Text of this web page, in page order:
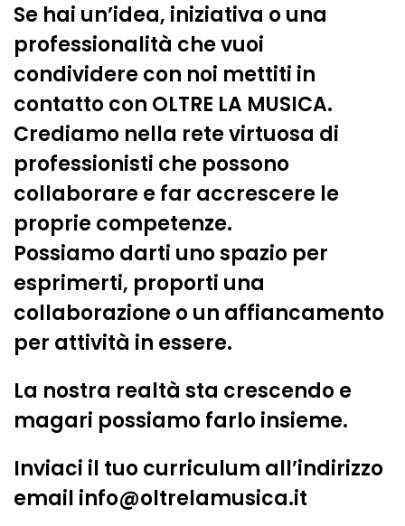
Se hai un’idea, iniziativa o una
professionalità che vuoi
condividere con noi mettiti in
contatto con OLTRE LA MUSICA.
Crediamo nella rete virtuosa di
professionisti che possono
collaborare e far accrescere le
proprie competenze.
Possiamo darti uno spazio per
esprimerti, proporti una
collaborazione o un affiancamento
per attività in essere.
La nostra realtà sta crescendo e
magari possiamo farlo insieme.
Inviaci il tuo curriculum all’indirizzo
email info@oltrelamusica.it